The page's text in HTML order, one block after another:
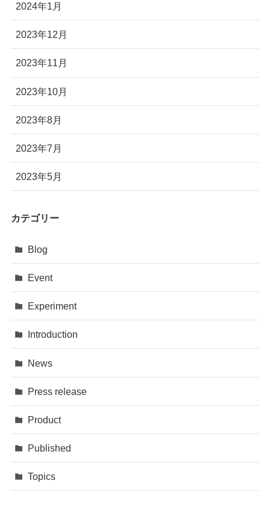
2024年1月
2023年12月
2023年11月
2023年10月
2023年8月
2023年7月
2023年5月
カテゴリー
Blog
Event
Experiment
Introduction
News
Press release
Product
Published
Topics